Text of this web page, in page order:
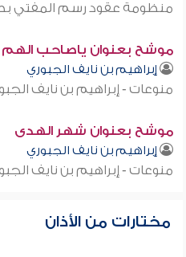
منظومة عقود رسم المفتي
موشح بعنوان ياصاحب الهم
إبراهيم بن نايف الجبوري
منوعات - إبراهيم بن نايف
موشح بعنوان شهر الهدى
إبراهيم بن نايف الجبوري
منوعات - إبراهيم بن نايف
مختارات من الأذان